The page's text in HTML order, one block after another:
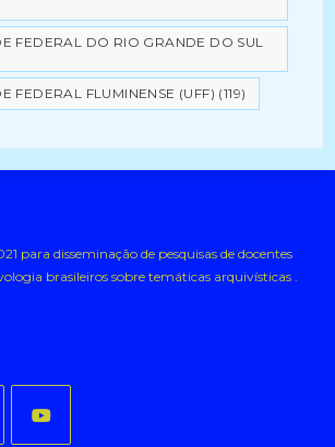
FEDERAL DO RIO GRANDE DO SUL
FEDERAL FLUMINENSE (UFF) (119)
para disseminação de pesquisas de docentes
brasileiros sobre temáticas arquivísticas .